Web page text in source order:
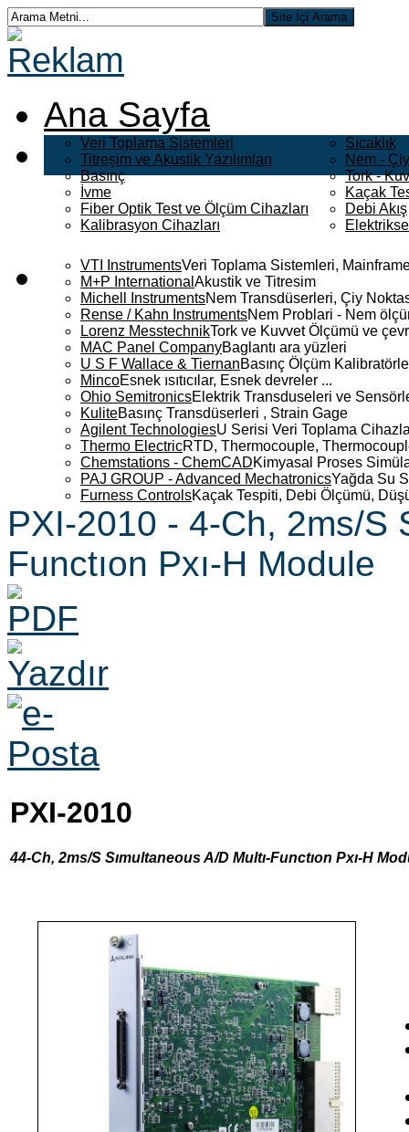
Ana Sayfa
Veri Toplama Sistemleri
Titreşim ve Akustik Yazılımları
Basınç
İvme
Fiber Optik Test ve Ölçüm Cihazları
Kalibrasyon Cihazları
Sıcaklık
Nem -
Tork -
Kaçak
Debi Akış
VTI InstrumentsVeri Toplama Sistemleri,
M+P International Akustik ve Titresim
Michell InstrumentsNem Transdüserleri, Çiy
Rense / Kahn InstrumentsNem Problari - Nem
Lorenz MesstechnikTork ve Kuvvet Ölçümü ve
MAC Panel CompanyBaglantı ara yüzleri
U S F Wallace & TiernanBasınç Ölçüm
MincoEsnek ısıtıcılar, Esnek devreler ...
Ohio SemitronicsElektrik Transduseleri ve
KuliteBasınç Transdüserleri , Strain Gage
Agilent TechnologiesU Serisi Veri Toplama
Thermo ElectricRTD, Thermocouple,
Chemstations - ChemCADKimyasal Proses
PAJ GROUP - Advanced MechatronicsYağda Su
Furness ControlsKaçak Tespiti, Debi Ölçümü,
PXI-2010 - 4-Ch, 2ms/S
Functıon Pxı-H Module
PXI-2010
44-Ch, 2ms/S Sımultaneous A/D Multı-Functıon Pxı-H